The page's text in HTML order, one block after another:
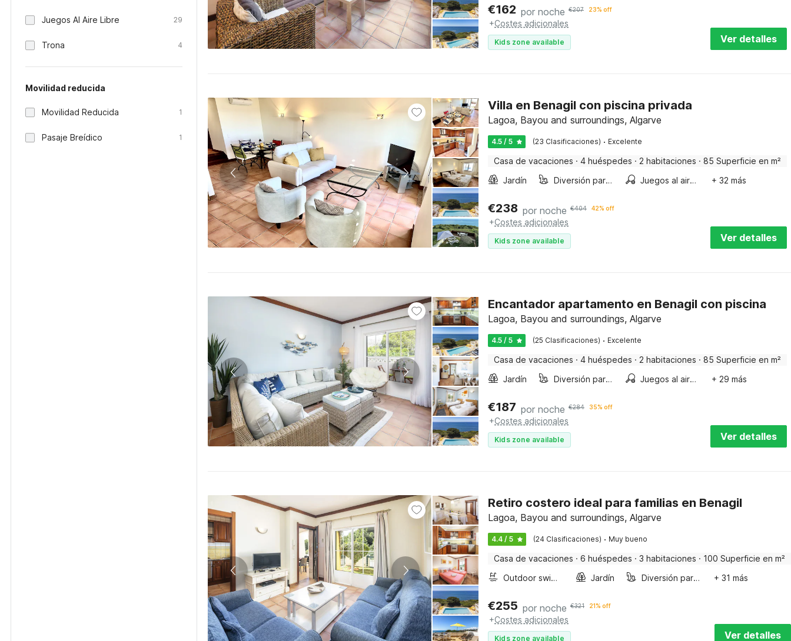
Juegos Al Aire Libre 29
Trona 4
Movilidad reducida
Movilidad Reducida 1
Pasaje Breídico 1
€162 por noche €207 23% off
+Costes adicionales
Kids zone available Ver detalles
Villa en Benagil con piscina privada
Lagoa, Bayou and surroundings, Algarve
4.5 / 5 (23 Clasificaciones) · Excelente
Casa de vacaciones · 4 huéspedes · 2 habitaciones · 85 Superficie en m²
Jardín
Diversión para niños Juegos al aire libre + 32 más
€238 por noche €404 42% off
+Costes adicionales
Kids zone available Ver detalles
Encantador apartamento en Benagil con piscina
Lagoa, Bayou and surroundings, Algarve
4.5 / 5 (25 Clasificaciones) · Excelente
Casa de vacaciones · 4 huéspedes · 2 habitaciones · 85 Superficie en m²
Jardín
Diversión para niños Juegos al aire libre + 29 más
€187 por noche €284 35% off
+Costes adicionales
Kids zone available Ver detalles
Retiro costero ideal para familias en Benagil
Lagoa, Bayou and surroundings, Algarve
4.4 / 5 (24 Clasificaciones) · Muy bueno
Casa de vacaciones · 6 huéspedes · 3 habitaciones · 100 Superficie en m²
Outdoor swimming pool
Jardín Diversión para niños + 31 más
€255 por noche €321 21% off
+Costes adicionales
Kids zone available Ver detalles